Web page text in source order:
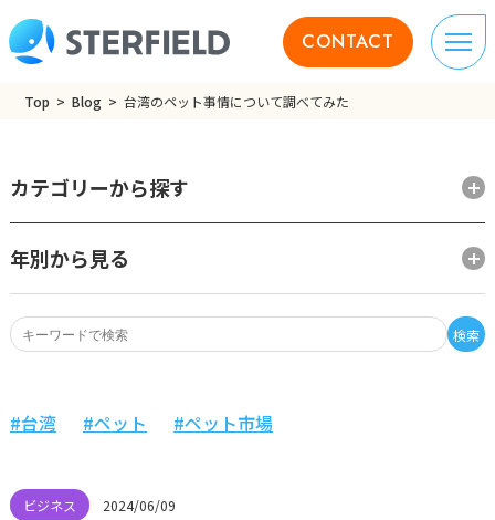
CONTACT
Top Blog 台湾のペット事情について調べてみた
検索
カテゴリーから探す
年別から見る
2024/06/09
台湾 ペット ペット市場